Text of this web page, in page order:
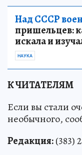
Над СССР
пришельцев:
искала и
НАУКА
К ЧИТАТЕЛЯМ
Если вы стали
необычного,
Редакция:(383)